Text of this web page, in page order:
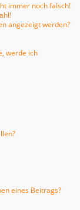
immer noch falsch!
angezeigt werden?
werde ich
eines Beitrags?